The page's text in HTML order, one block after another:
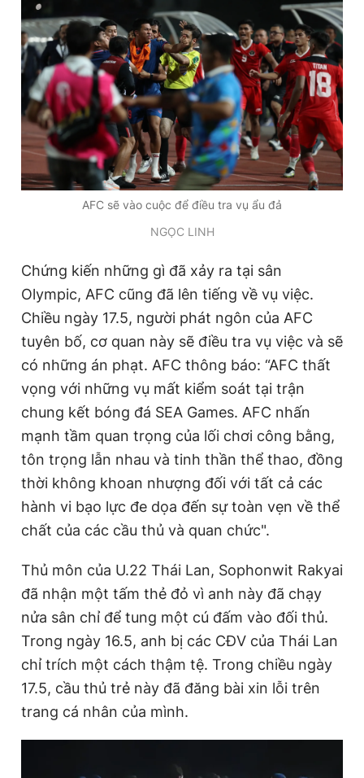
Phó tổng biên tập: Lâm Hiếu Dũng
Phó tổng biên tập: Trần Việt Hưng
Tổng thư ký tòa soạn: Đức Trung
Giấy phép xuất bản số 110/GP - BTTTT cấp ngày 24.3.2020
© 2003-2026 Bản quyền thuộc về Báo Thanh Niên. Cấm sao
chép dưới mọi hình thức nếu không có sự chấp thuận bằng văn
bản. Phát triển bởi ePi Technologies, JSC.
AFC sẽ vào cuộc để điều tra vụ ẩu đả
NGỌC LINH
Chứng kiến những gì đã xảy ra tại sân
Olympic, AFC cũng đã lên tiếng về vụ việc.
Chiều ngày 17.5, người phát ngôn của AFC
tuyên bố, cơ quan này sẽ điều tra vụ việc và sẽ
có những án phạt. AFC thông báo: “AFC thất
vọng với những vụ mất kiểm soát tại trận
chung kết bóng đá SEA Games. AFC nhấn
mạnh tầm quan trọng của lối chơi công bằng,
tôn trọng lẫn nhau và tinh thần thể thao, đồng
thời không khoan nhượng đối với tất cả các
hành vi bạo lực đe dọa đến sự toàn vẹn về thể
chất của các cầu thủ và quan chức".
Thủ môn của U.22 Thái Lan, Sophonwit Rakyai
đã nhận một tấm thẻ đỏ vì anh này đã chạy
nửa sân chỉ để tung một cú đấm vào đối thủ.
Trong ngày 16.5, anh bị các CĐV của Thái Lan
chỉ trích một cách thậm tệ. Trong chiều ngày
17.5, cầu thủ trẻ này đã đăng bài xin lỗi trên
trang cá nhân của mình.